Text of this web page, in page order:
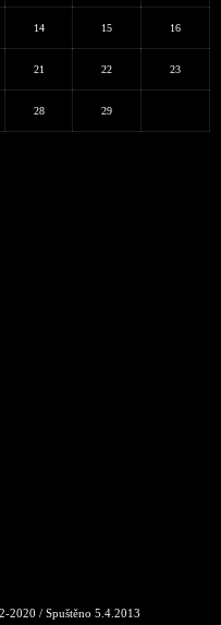
14 15 16
21 22 23
28 29
2020 / Spuštěno 5.4.2013